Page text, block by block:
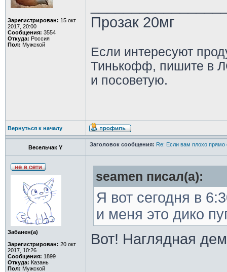
Зарегистрирован: 15 окт
2017, 20:00
Сообщения: 3554
Откуда: Россия
Пол: Мужской
Прозак 20мг
Если интересуют
Тинькофф, пишите в
и посоветую.
Вернуться к началу
Весельчак Y Заголовок сообщения: Re: Если вам плохо прямо
Забанен(а)
Зарегистрирован: 20 окт
2017, 10:26
Сообщения: 1899
Откуда: Казань
Пол: Мужской
seamen писал(а):
Я вот сегодня в
и меня это дико
Вот! Наглядная